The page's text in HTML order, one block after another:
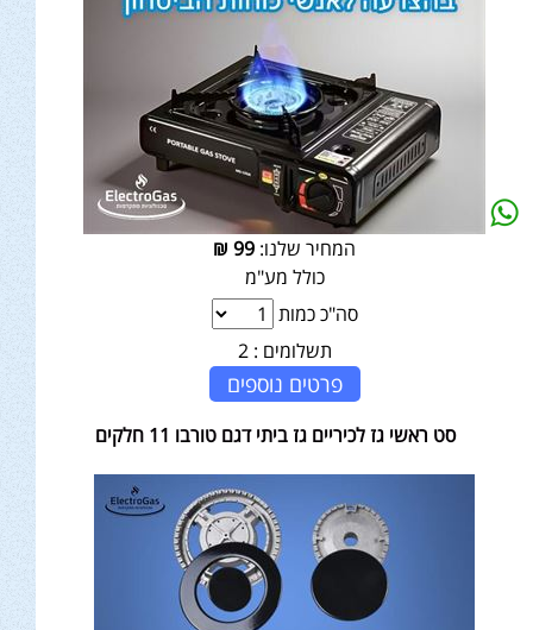
המחיר שלנו: 99
₪
כולל מע"מ
סה"כ כמות
תשלומים : 2
פרטים נוספים
סט ראשי גז לכיריים גז ביתי דגם טורבו 11 חלקים